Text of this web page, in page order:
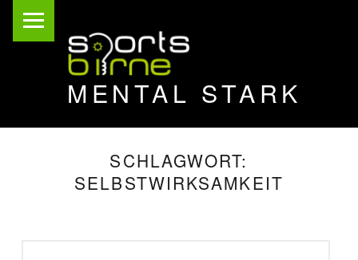
MENTAL STARK
SCHLAGWORT:
SELBSTWIRKSAMKEIT